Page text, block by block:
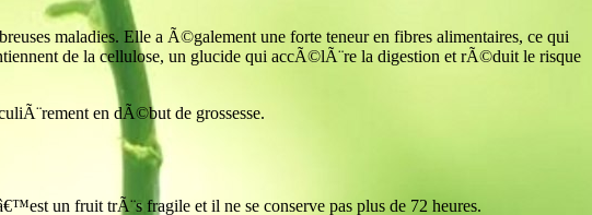
maladies. Elle a Ã©galement une forte teneur en fibres alimentaires, ce qui
de la cellulose, un glucide qui accÃ©lÃ¨re la digestion et rÃ©duit le risque
en dÃ©but de grossesse.
un fruit trÃ¨s fragile et il ne se conserve pas plus de 72 heures.